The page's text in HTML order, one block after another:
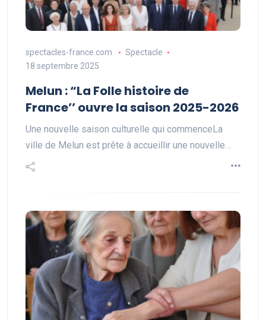
spectacles-france.com
Spectacle
18 septembre 2025
Melun : “La Folle histoire de
France’’ ouvre la saison 2025-2026
Une nouvelle saison culturelle qui commenceLa
ville de Melun est prête à accueillir une nouvelle…